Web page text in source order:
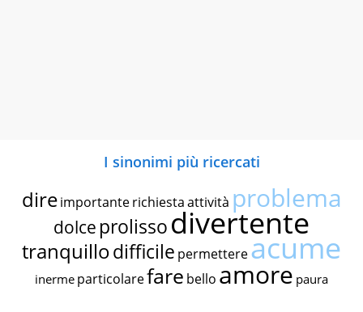
I sinonimi più ricercati
dire importante richiestaattività problema
dolce prolissodivertente
tranquillodifficile permettereacume
inerme particolarefare bello amore paura